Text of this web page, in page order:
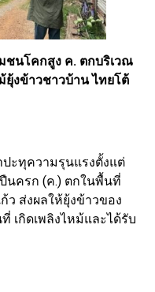
ชนโคกสูง ค. ตกบริเวณ
งข้าวชาวบ้าน ไทยโต้
ะทุความรุนแรงตั้งแต่
นครก (ค.) ตกในพื้นที่
ว ส่งผลให้ยุ้งข้าวของ
เกิดเพลิงไหม้และได้รับ